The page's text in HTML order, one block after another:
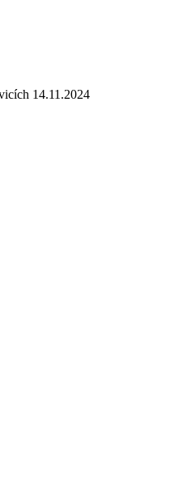
14.11.2024